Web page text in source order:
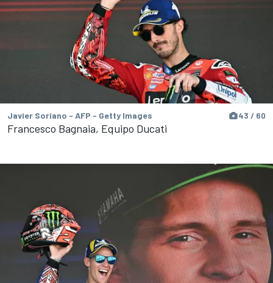
Javier Soriano - AFP - Getty Images 43 / 60
Francesco Bagnaia, Equipo Ducati